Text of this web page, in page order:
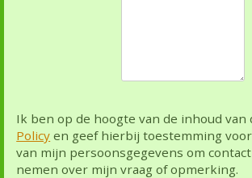
Ik ben op de hoogte van de inhoud van
Policy en geef hierbij toestemming
van mijn persoonsgegevens om
nemen over mijn vraag of opmerking.